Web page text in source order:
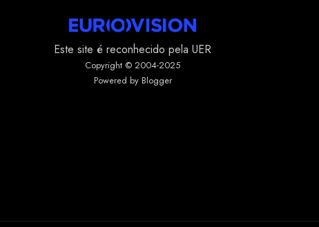
Este site é reconhecido pela UER
Copyright © 2004-2025
Powered by Blogger